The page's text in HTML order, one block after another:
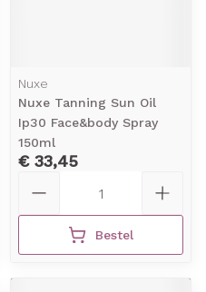
Nuxe
Nuxe Tanning Sun Oil
Ip30 Face&body Spray
150ml
€ 33,45
Bestel